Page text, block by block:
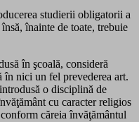
studierii obligatorii a
înainte de toate, trebuie
în şcoală, consideră
în nici un fel prevederea art.
o disciplină de
cu caracter religios
căreia învăţământul